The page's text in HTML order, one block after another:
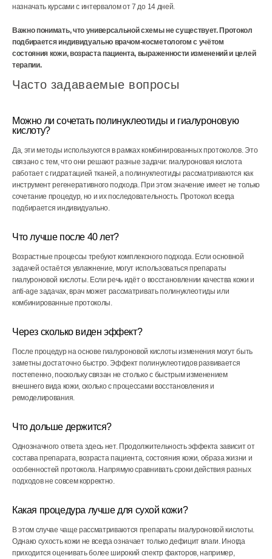
назначать курсами с интервалом от 7 до 14 дней.
Важно понимать, что универсальной схемы не существует. Протокол
подбирается индивидуально врачом-косметологом с учётом
состояния кожи, возраста пациента, выраженности изменений и целей
терапии.
Часто задаваемые вопросы
Можно ли сочетать полинуклеотиды и гиалуроновую
кислоту?
Да, эти методы используются в рамках комбинированных протоколов. Это
связано с тем, что они решают разные задачи: гиалуроновая кислота
работает с гидратацией тканей, а полинуклеотиды рассматриваются как
инструмент регенеративного подхода. При этом значение имеет не только
сочетание процедур, но и их последовательность. Протокол всегда
подбирается индивидуально.
Что лучше после 40 лет?
Возрастные процессы требуют комплексного подхода. Если основной
задачей остаётся увлажнение, могут использоваться препараты
гиалуроновой кислоты. Если речь идёт о восстановлении качества кожи и
anti-age задачах, врач может рассматривать полинуклеотиды или
комбинированные протоколы.
Через сколько виден эффект?
После процедур на основе гиалуроновой кислоты изменения могут быть
заметны достаточно быстро. Эффект полинуклеотидов развивается
постепенно, поскольку связан не столько с быстрым изменением
внешнего вида кожи, сколько с процессами восстановления и
ремоделирования.
Что дольше держится?
Однозначного ответа здесь нет. Продолжительность эффекта зависит от
состава препарата, возраста пациента, состояния кожи, образа жизни и
особенностей протокола. Напрямую сравнивать сроки действия разных
подходов не совсем корректно.
Какая процедура лучше для сухой кожи?
В этом случае чаще рассматриваются препараты гиалуроновой кислоты.
Однако сухость кожи не всегда означает только дефицит влаги. Иногда
приходится оценивать более широкий спектр факторов, например,